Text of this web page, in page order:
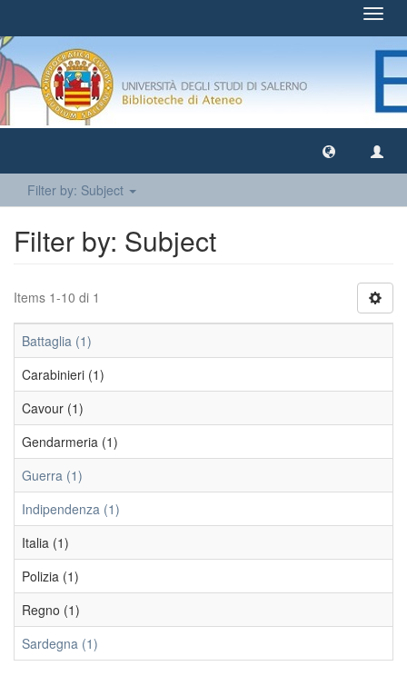
Filter by: Subject
Filter by: Subject
Items 1-10 di 1
Battaglia (1)
Carabinieri (1)
Cavour (1)
Gendarmeria (1)
Guerra (1)
Indipendenza (1)
Italia (1)
Polizia (1)
Regno (1)
Sardegna (1)